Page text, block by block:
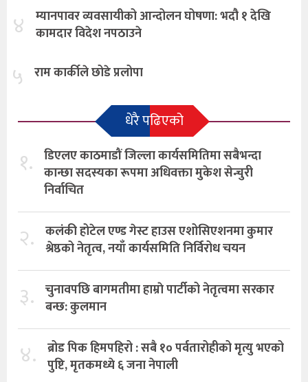
४ म्यानपावर व्यवसायीको आन्दोलन घोषणा: भदौ १ देखि
कामदार विदेश नपठाउने
५ राम कार्कीले छोडे प्रलोपा
धेरै पढिएको
१. डिएलए काठमाडौं जिल्ला कार्यसमितिमा सबैभन्दा
कान्छा सदस्यका रूपमा अधिवक्ता मुकेश सेन्चुरी
निर्वाचित
२. कलंकी होटेल एण्ड गेस्ट हाउस एशोसिएशनमा कुमार
श्रेष्ठको नेतृत्व, नयाँ कार्यसमिति निर्विरोध चयन
३. चुनावपछि बागमतीमा हाम्राे पार्टीको नेतृत्वमा सरकार
बन्छ: कुलमान
४. ब्रोड पिक हिमपहिरो : सबै १० पर्वतारोहीको मृत्यु भएको
पुष्टि, मृतकमध्ये ६ जना नेपाली